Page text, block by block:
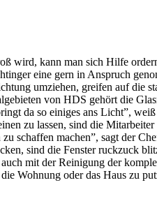
wird, kann man sich Hilfe
eine gern in Anspruch
umziehen, greifen auf die
von HDS gehört die
da so einiges ans Licht”,
zu lassen, sind die
schaffen machen”, sagt der
sind die Fenster ruckzuck
mit der Reinigung der
Wohnung oder das Haus zu